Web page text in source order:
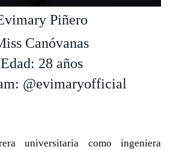
Piñero
Canóvanas
Edad: 28 años
@evimaryofficial
universitaria como ingeniera